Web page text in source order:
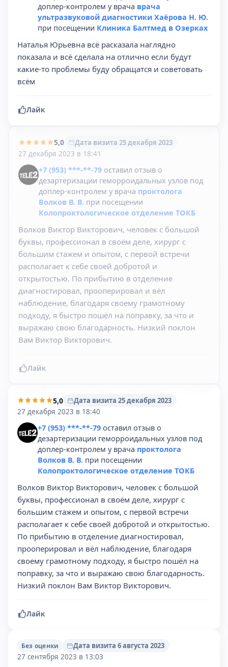
доплер-контролем у врача врача
ультразвуковой диагностики Хаёрова Н. Ю.
при посещении Клиника Балтмед в Озерках
Наталья Юрьевна всë расказала наглядно
показала и всё сделала на отлично если будут
какие-то проблемы буду обращатся и советовать
всём
Лайк
5,0
Дата визита 25 декабря 2023
27 декабря 2023 в 18:41
+7 (953) ***-**-79оставил отзыв о
дезартеризации геморроидальных узлов под
доплер-контролем у врача проктолога
Волков В. В. при посещении
Колопроктологическое отделение ТОКБ
Волков Виктор Викторович, человек с большой
буквы, профессионал в своём деле, хирург с
большим стажем и опытом, с первой встречи
располагает к себе своей добротой и
открытостью. По прибытию в отделение
диагностировал, прооперировал и вёл
наблюдение, благодаря своему грамотному
подходу, я быстро пошёл на поправку, за что и
выражаю свою благодарность. Низкий поклон
Вам Виктор Викторович.
Лайк
5,0
Дата визита 25 декабря 2023
27 декабря 2023 в 18:40
+7 (953) ***-**-79 оставил отзыв о
дезартеризации геморроидальных узлов под
доплер-контролем у врача проктолога
Волков В. В. при посещении
Колопроктологическое отделение ТОКБ
Волков Виктор Викторович, человек с большой
буквы, профессионал в своём деле, хирург с
большим стажем и опытом, с первой встречи
располагает к себе своей добротой и открытостью.
По прибытию в отделение диагностировал,
прооперировал и вёл наблюдение, благодаря
своему грамотному подходу, я быстро пошёл на
поправку, за что и выражаю свою благодарность.
Низкий поклон Вам Виктор Викторович.
Лайк
Без оценки
Дата визита 6 августа 2023
27 сентября 2023 в 13:03